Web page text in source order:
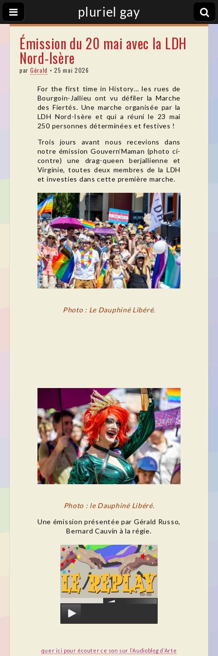
pluriel gay
Émission du 20 mai avec la LDH
Nord-Isère
par Gérald •25 mai 2026
For the first time in History… les rues de
Bourgoin-Jallieu ont vu défiler la Marche
des Fiertés. Une marche organisée par la
LDH Nord-Isère et qui a réuni le 23 mai
250 personnes déterminées et festives !
Trois jours avant nous recevions dans
notre émission Gouvern’Maman (photo ci-
contre) une drag-queen berjallienne et
Virginie, toutes deux membres de la LDH
et investies dans cette première marche.
Photo : Le Dauphiné Libéré.
Photo : le Dauphiné Libéré.
Une émission présentée par Gérald Russo,
Bernard Cauvin à la régie.
00:00
quer ici pour écouter ce son sur l’Audioblog d’Arte